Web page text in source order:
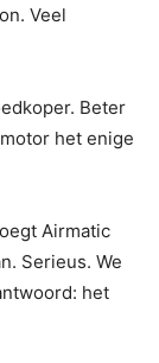
Veel
Beter
het enige
Airmatic
Serieus. We
het